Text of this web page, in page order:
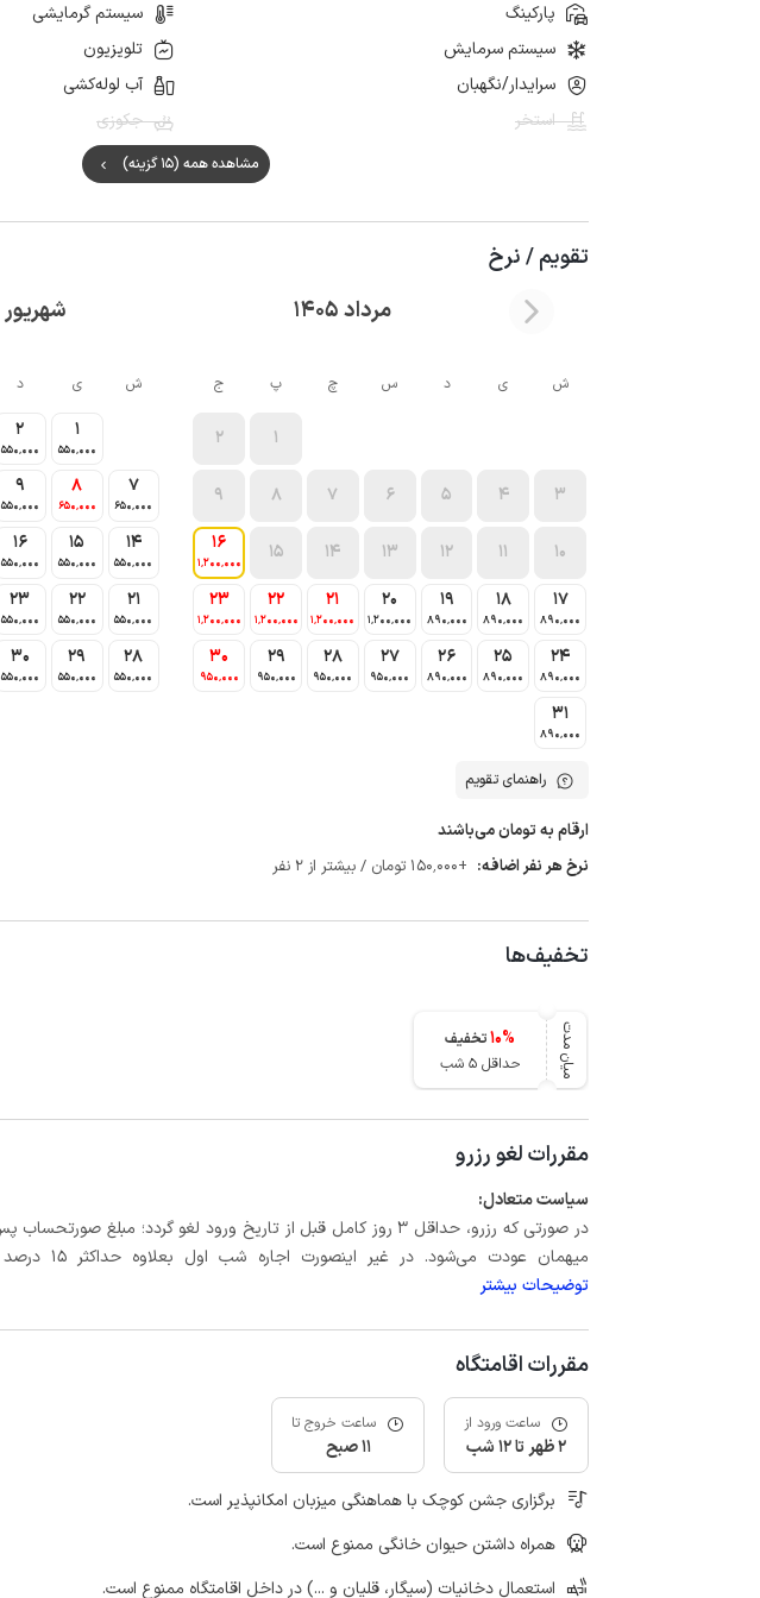
پارکینگ
سیستم گرمایشی
سیستم سرمایش
تلویزیون
سرایدار/نگهبان
آب لوله‌کشی
استخر
جکوزی
مشاهده همه (15 گزینه)
تقویم / نرخ
مرداد 1405 شهریور 1405
ش ی د س چ پ ج
1
2
3
4
5
6
7
8
9
10
11
12
13
14
15
16
1٬200٬000
17
890٬000
18
890٬000
19
890٬000
20
1٬200٬000
21
1٬200٬000
22
1٬200٬000
23
1٬200٬000
24
890٬000
25
890٬000
26
890٬000
27
950٬000
28
950٬000
29
950٬000
30
950٬000
31
890٬000
ش ی د
1
550٬000
2
550٬000
7
650٬000
8
650٬000
9
550٬000
14
550٬000
15
550٬000
16
550٬000
21
550٬000
22
550٬000
23
550٬000
28
550٬000
29
550٬000
30
550٬000
راهنمای تقویم
ارقام به تومان می‌باشند
نرخ هر نفر اضافه: +150٬000 تومان / بیشتر از 2 نفر
تخفیف‌ها
میان مدت 10%
تخفیف
حداقل 5 شب
مقررات لغو رزرو
سیاست متعادل:
میهمان عودت می‌شود. در غیر اینصورت اجاره شب اول بعلاوه حداکثر 15 درصد شب‌های باقیمانده کسر می‌شود.
توضیحات بیشتر
مقررات اقامتگاه
ساعت ورود از
2 ظهر تا 12 شب
ساعت خروج تا
11 صبح
برگزاری جشن کوچک با هماهنگی میزبان امکانپذیر است.
همراه داشتن حیوان خانگی ممنوع است.
استعمال دخانیات (سیگار، قلیان و ...) در داخل اقامتگاه ممنوع است.